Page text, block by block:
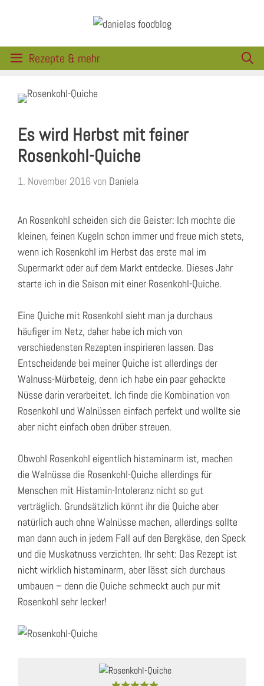
Rezepte & mehr
Es wird Herbst mit feiner
Rosenkohl-Quiche
1. November 2016 von Daniela
An Rosenkohl scheiden sich die Geister: Ich mochte die
kleinen, feinen Kugeln schon immer und freue mich stets,
wenn ich Rosenkohl im Herbst das erste mal im
Supermarkt oder auf dem Markt entdecke. Dieses Jahr
starte ich in die Saison mit einer Rosenkohl-Quiche.
Eine Quiche mit Rosenkohl sieht man ja durchaus
häufiger im Netz, daher habe ich mich von
verschiedensten Rezepten inspirieren lassen. Das
Entscheidende bei meiner Quiche ist allerdings der
Walnuss-Mürbeteig, denn ich habe ein paar gehackte
Nüsse darin verarbeitet. Ich finde die Kombination von
Rosenkohl und Walnüssen einfach perfekt und wollte sie
aber nicht einfach oben drüber streuen.
Obwohl Rosenkohl eigentlich histaminarm ist, machen
die Walnüsse die Rosenkohl-Quiche allerdings für
Menschen mit Histamin-Intoleranz nicht so gut
verträglich. Grundsätzlich könnt ihr die Quiche aber
natürlich auch ohne Walnüsse machen, allerdings sollte
man dann auch in jedem Fall auf den Bergkäse, den Speck
und die Muskatnuss verzichten. Ihr seht: Das Rezept ist
nicht wirklich histaminarm, aber lässt sich durchaus
umbauen – denn die Quiche schmeckt auch pur mit
Rosenkohl sehr lecker!